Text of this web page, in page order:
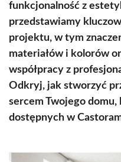
funkcjonalność z
przedstawiamy
projektu, w tym
materiałów i kolorów
współpracy z
Odkryj, jak stworzyć
sercem Twojego domu,
dostępnych w